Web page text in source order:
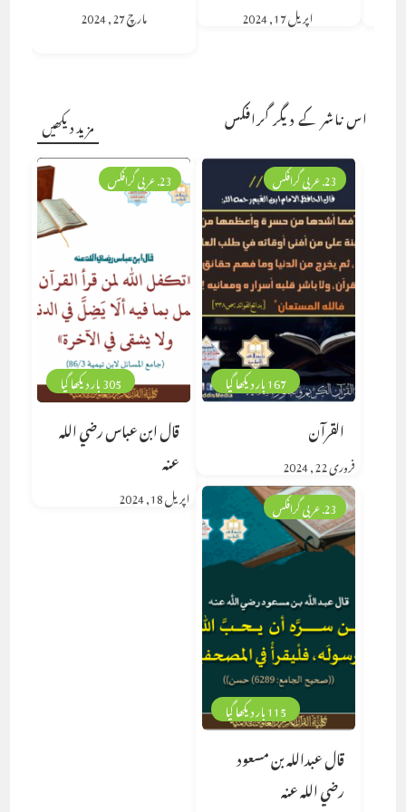
اپریل 17, 2024 مارچ 27, 2024
اس ناشر کے دیگر گرافکس مزید دیکھیں
305 بار دیکھا گیا
23. عربی گرافکس
قال ابن عباس رضي الله
عنه
اپریل 18, 2024
167 بار دیکھا گیا
23. عربی گرافکس
القرآن
فروری 22, 2024
115 بار دیکھا گیا
23. عربی گرافکس
قال عبدالله بن مسعود
رضي الله عنه